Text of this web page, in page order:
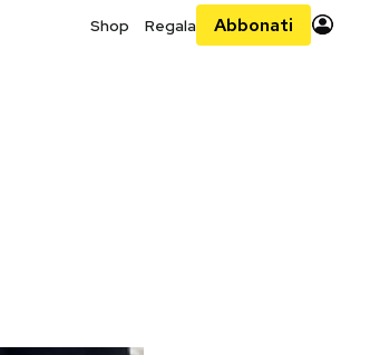
Shop Regala Abbonati